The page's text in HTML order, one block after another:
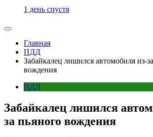
1 день спустя
Главная
ПДД
Забайкалец лишился автомобиля из-
вождения
ПДД
Забайкалец лишился
за пьяного вождения